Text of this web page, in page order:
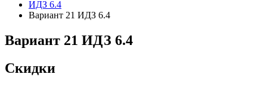
ИДЗ 6.4
Вариант 21 ИДЗ 6.4
Вариант 21 ИДЗ 6.4
Скидки